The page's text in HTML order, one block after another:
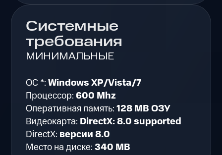
Системные
требования
МИНИМАЛЬНЫЕ
ОС *:Windows XP/Vista/7
Процессор:600 Mhz
Оперативная память:128 MB ОЗУ
Видеокарта: DirectX: 8.0 supported
DirectX: версии 8.0
Место на диске:340 MB